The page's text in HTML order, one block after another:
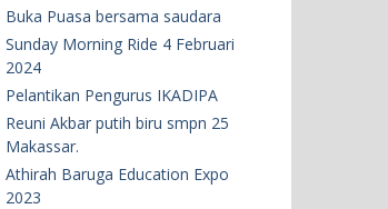
Buka Puasa bersama saudara
Sunday Morning Ride 4 Februari
2024
Pelantikan Pengurus IKADIPA
Reuni Akbar putih biru smpn 25
Makassar.
Athirah Baruga Education Expo
2023